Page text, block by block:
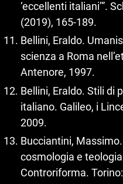
‘eccellenti italiani’”.
(2019), 165‑189.
Bellini, Eraldo.
scienza a Roma
Antenore, 1997.
Bellini, Eraldo. Stili di
italiano. Galileo, i
2009.
Bucciantini,
cosmologia e teologia
Controriforma.